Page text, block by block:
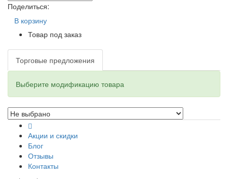
Поделиться:
В корзину
Товар под заказ
Торговые предложения
Выберите модификацию товара
Акции и скидки
Блог
Отзывы
Контакты